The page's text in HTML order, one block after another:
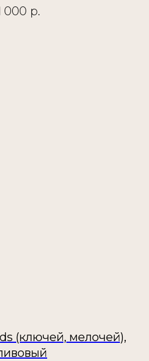
000 р.
(ключей, мелочей),